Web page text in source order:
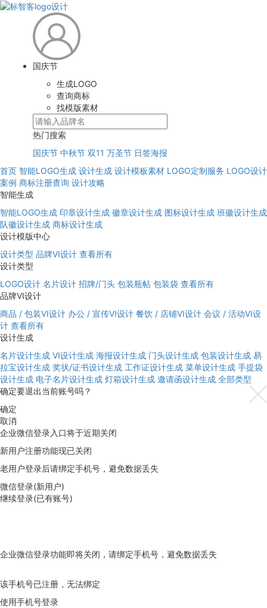
国庆节
生成LOGO
查询商标
找模版素材
热门搜索
国庆节 中秋节 双11 万圣节 日签海报
首页 智能LOGO生成 设计生成 设计模板素材 LOGO定制服务 LOGO设计
案例 商标注册查询 设计攻略
智能生成
智能LOGO生成 印章设计生成 徽章设计生成 图标设计生成 班徽设计生成
队徽设计生成 商标设计生成
设计模版中心
设计类型 品牌VI设计 查看所有
设计类型
LOGO设计 名片设计 招牌/门头 包装瓶帖 包装袋 查看所有
品牌VI设计
商品 / 包装VI设计 办公 / 宣传VI设计 餐饮 / 店铺VI设计 会议 / 活动VI设
计 查看所有
设计生成
名片设计生成 VI设计生成 海报设计生成 门头设计生成 包装设计生成 易
拉宝设计生成 奖状/证书设计生成 工作证设计生成 菜单设计生成 手提袋
设计生成 电子名片设计生成 灯箱设计生成 邀请函设计生成 全部类型
确定要退出当前账号吗？
确定
取消
企业微信登录入口将于近期关闭
新用户注册功能现已关闭
老用户登录后请绑定手机号，避免数据丢失
微信登录(新用户)
继续登录(已有账号)
企业微信登录功能即将关闭，请绑定手机号，避免数据丢失
该手机号已注册，无法绑定
使用手机号登录